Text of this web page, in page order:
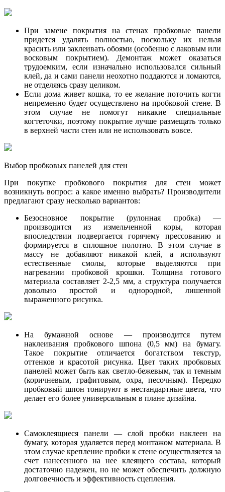
При замене покрытия на стенах пробковые панели
придется удалять полностью, поскольку их нельзя
красить или заклеивать обоями (особенно с лаковым или
восковым покрытием). Демонтаж может оказаться
трудоемким, если изначально использовался сильный
клей, да и сами панели неохотно поддаются и ломаются,
не отделяясь сразу целиком.
Если дома живет кошка, то ее желание поточить когти
непременно будет осуществлено на пробковой стене. В
этом случае не помогут никакие специальные
когтеточки, поэтому покрытие лучше размещать только
в верхней части стен или не использовать вовсе.
Выбор пробковых панелей для стен
При покупке пробкового покрытия для стен может
возникнуть вопрос: а какое именно выбрать? Производители
предлагают сразу несколько вариантов:
Безосновное покрытие (рулонная пробка) —
производится из измельченной коры, которая
впоследствии подвергается горячему прессованию и
формируется в сплошное полотно. В этом случае в
массу не добавляют никакой клей, а используют
естественные смолы, которые выделяются при
нагревании пробковой крошки. Толщина готового
материала составляет 2-2,5 мм, а структура получается
довольно простой и однородной, лишенной
выраженного рисунка.
На бумажной основе — производится путем
наклеивания пробкового шпона (0,5 мм) на бумагу.
Такое покрытие отличается богатством текстур,
оттенков и красотой рисунка. Цвет таких пробковых
панелей может быть как светло-бежевым, так и темным
(коричневым, графитовым, охра, песочным). Нередко
пробковый шпон тонируют в нестандартные цвета, что
делает его более универсальным в плане дизайна.
Самоклеящиеся панели — слой пробки наклеен на
бумагу, которая удаляется перед монтажом материала. В
этом случае крепление пробки к стене осуществляется за
счет нанесенного на нее клеящего состава, который
достаточно надежен, но не может обеспечить должную
долговечность и эффективность сцепления.